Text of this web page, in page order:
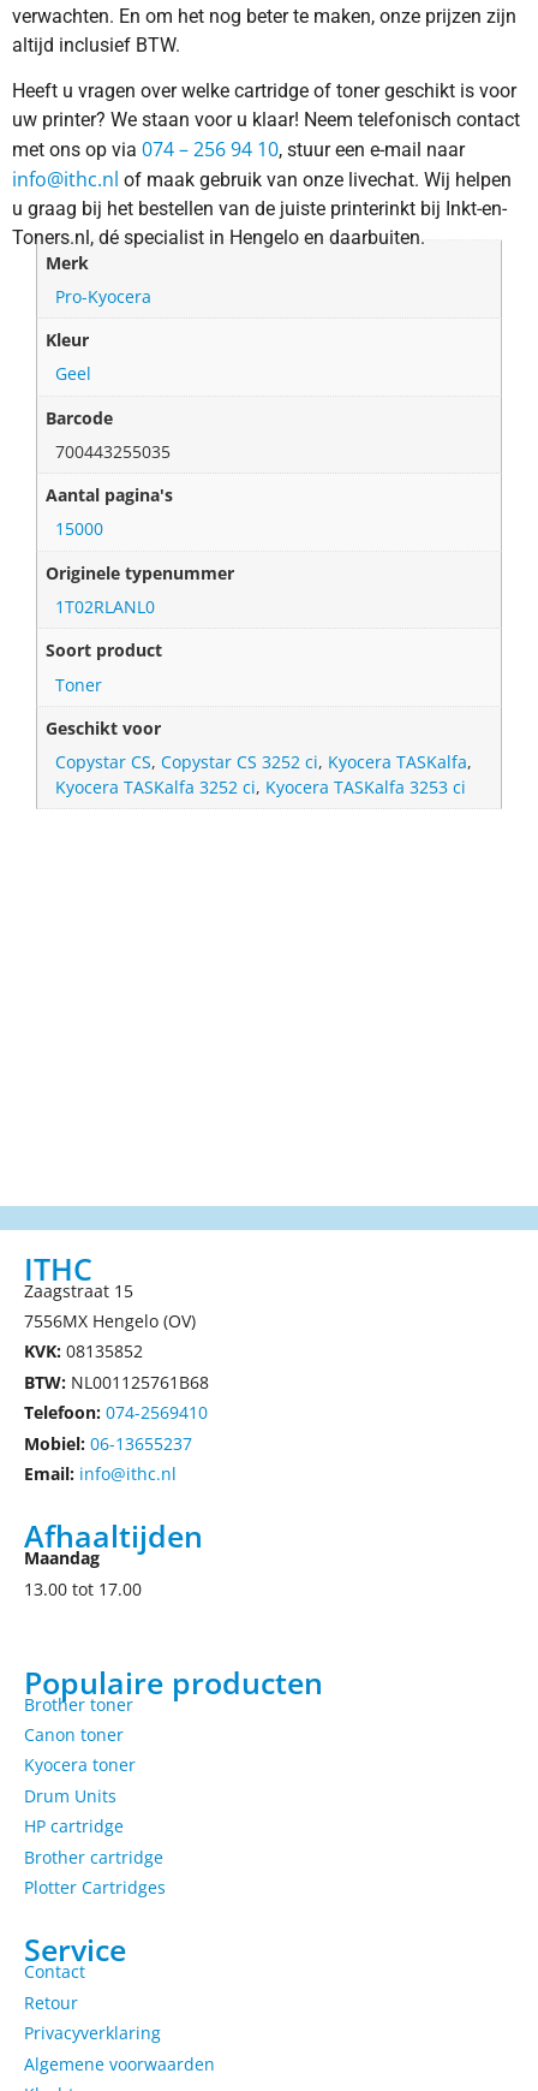
verwachten. En om het nog beter te maken, onze prijzen zijn
altijd inclusief BTW.
Heeft u vragen over welke cartridge of toner geschikt is voor
uw printer? We staan voor u klaar! Neem telefonisch contact
met ons op via 074 – 256 94 10, stuur een e-mail naar
info@ithc.nl of maak gebruik van onze livechat. Wij helpen
u graag bij het bestellen van de juiste printerinkt bij Inkt-en-
Toners.nl, dé specialist in Hengelo en daarbuiten.
Merk
Pro-Kyocera
Kleur
Geel
Barcode
700443255035
Aantal pagina's
15000
Originele typenummer
1T02RLANL0
Soort product
Toner
Geschikt voor
Copystar CS,Copystar CS 3252 ci, Kyocera TASKalfa,
Kyocera TASKalfa 3252 ci, Kyocera TASKalfa 3253 ci
ITHC
Zaagstraat 15
7556MX Hengelo (OV)
KVK: 08135852
BTW: NL001125761B68
Telefoon: 074-2569410
Mobiel: 06-13655237
Email: info@ithc.nl
Afhaaltijden
Maandag
13.00 tot 17.00
Populaire producten
Brother toner
Canon toner
Kyocera toner
Drum Units
HP cartridge
Brother cartridge
Plotter Cartridges
Service
Contact
Retour
Privacyverklaring
Algemene voorwaarden